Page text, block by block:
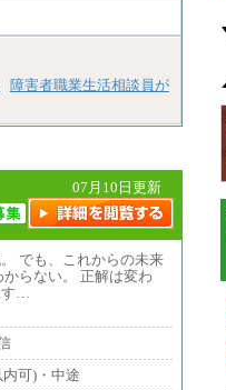
考合格後に採用内定通
障害者職業生活相談員が
07月10日更新
でも、これからの未来
らない。 正解は変わ
…
可)・中途